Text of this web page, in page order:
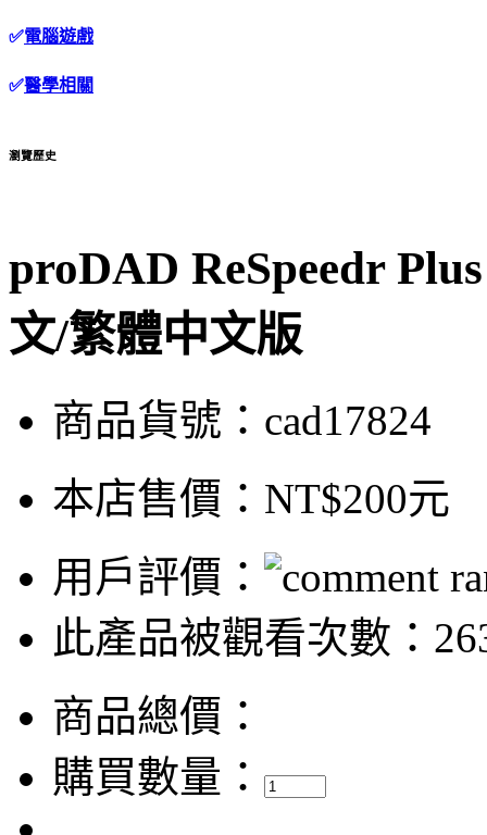
✅電腦遊戲
✅醫學相關
瀏覽歷史
proDAD ReSpeedr
文/繁體中文版
商品貨號：cad17824
本店售價： NT$200元
用戶評價：
此產品被觀看次數：
商品總價：
購買數量：